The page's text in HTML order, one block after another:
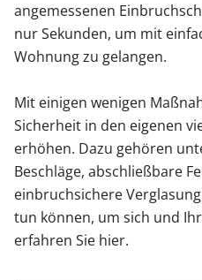
Anmelden / Registrieren
Kontakt / Hilfe
angemessenen
nur Sekunden, um mit
Wohnung zu gelangen.
Mit einigen wenigen
Sicherheit in den eigenen
erhöhen. Dazu gehören
Beschläge, abschließbare
einbruchsichere
tun können, um sich und
erfahren Sie hier.